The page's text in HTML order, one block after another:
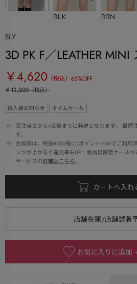
BLK BRN
SLY
3D PK F／LEATHER MINI
￥4,620 （税込） 65%OFF
￥13,200（税込）
再入荷お知らせ タイムセール
※
受注当日から4日後までに発送となります。 最短
す。
※
会員様は、税抜¥100毎に1ポイント＝¥1でご利用
ンクが上がると還元率もUP！会員様限定セール
サービスの詳細はこちら。
お気に入りに追加